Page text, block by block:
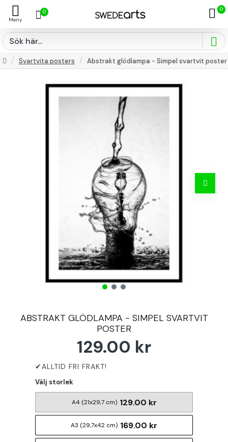
0 0
Svartvita posters Abstrakt glödlampa - Simpel svartvit poster
ABSTRAKT GLÖDLAMPA - SIMPEL SVARTVIT
POSTER
129.00 kr
Välj storlek
A4 (21x29,7 cm) 129.00 kr
A3 (29,7x42 cm) 169.00 kr